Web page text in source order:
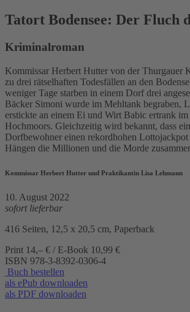
Tatort Bodensee: Der Fluch
Kriminalroman
Kommissar Herbert Hutter von der Thurgauer
zu drei rätselhaften Todesfällen an den
weniger Tage starben in einem Dorf drei
Bäcker Simoni wurde im Mehltank begraben,
erstickte an einem Ei und Wirt Babic ertrank im
Hochmoors. Gleichzeitig wird bekannt, dass
Dorfbewohner einen rekordhohen Lottojackpot
Hängen die Millionen und die Morde
Kommissar Herbert Hutter und Praktikantin Lisa Lehmann
10. August 2022
sofort lieferbar
416 Seiten, 12,5 x 20,5 cm, Paperback
Print 14,– € / E-Book 10,99 €
ISBN 978-3-8392-0306-4
Buch bestellen
als ePub downloaden
als PDF downloaden